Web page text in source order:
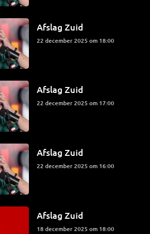
Afslag Zuid
22 december 2025 om 18:00
Afslag Zuid
22 december 2025 om 17:00
Afslag Zuid
22 december 2025 om 16:00
Afslag Zuid
18 december 2025 om 18:00